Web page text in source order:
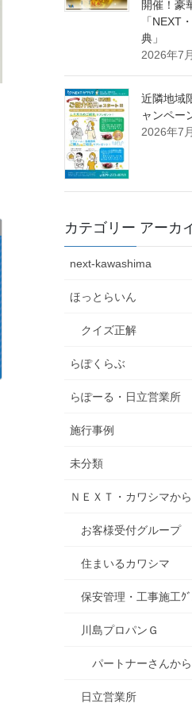
開催！豪
「NEXT
典」
2026年7
近隣地域
ャンペー
2026年7
カテゴリー アーカ
next-kawashima
ほっとらいん
クイズ正解
らぽくらぶ
らぽーる・日立営業所
施行事例
未分類
ＮＥＸＴ・カワシマか
お客様受付グループ
住まいるカワシマ
保安管理・工事施工ｸﾞ
川島プロパンＧ
パートナーさんか
日立営業所